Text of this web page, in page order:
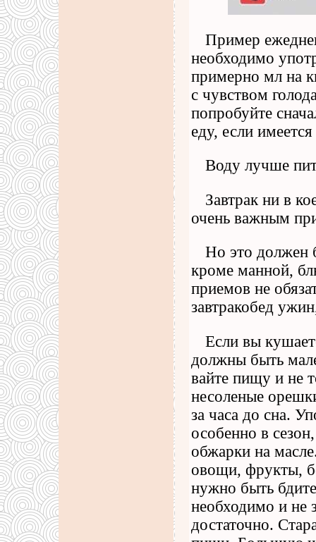
Пример
необходимо
примерно мл на
с чувством
попробуйте
еду, если
Воду лучше
Завтрак ни в
очень важным
Но это должен
кроме манной,
приемов не
завтракобед
Если вы
должны быть
вайте пищу и не
несоленые
за часа до сна.
особенно в
обжарки на
овощи, фрукты,
нужно быть
необходимо и не
достаточно.